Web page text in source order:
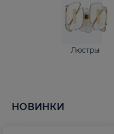
Люстры
НОВИНКИ